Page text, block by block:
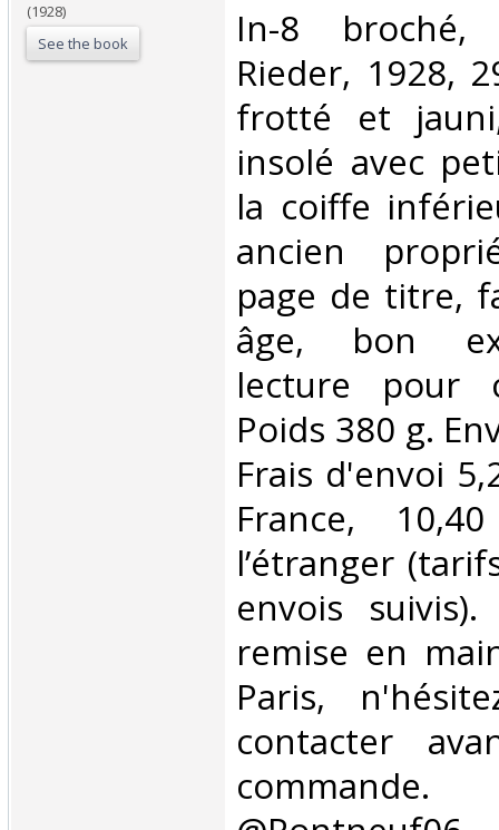
(1928)
See the book
‎In-8 broché,
Rieder, 1928,
frotté et
insolé avec
la coiffe
ancien
page de titre,
âge, bon
lecture pour
Poids 380 g.
Frais d'envoi
France,
l’étranger
envois
remise en
Paris,
contacter